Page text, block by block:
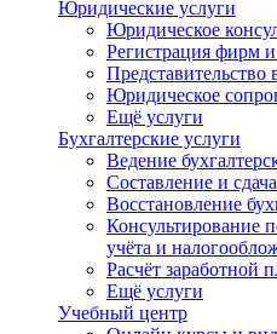
Юридические услуги
Юридическое
Регистрация фирм
Представительство
Юридическое
Ещё услуги
Бухгалтерские услуги
Ведение
Составление и
Восстановление
Консультирование
учёта и
Расчёт заработной
Ещё услуги
Учебный центр